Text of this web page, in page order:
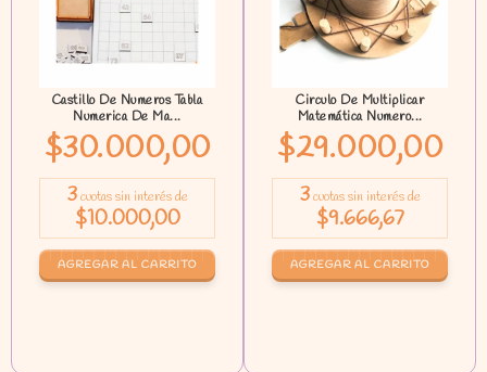
Castillo De Numeros Tabla
Numerica De Ma...
$30.000,00
3 cuotas sin interés de
$10.000,00
Circulo De Multiplicar
Matemática Numero...
$29.000,00
3 cuotas sin interés de
$9.666,67